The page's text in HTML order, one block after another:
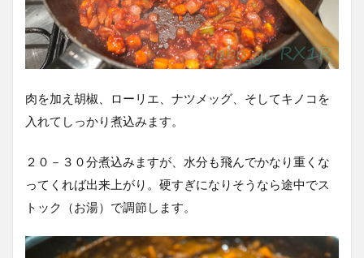
肉を加え胡椒、ローリエ、ナツメッグ、そしてキノコを
入れてしっかり煮込みます。
２０－３０分煮込みますが、水分も飛んでかなり重くな
ってくれば出来上がり。硬すぎになりそうなら途中でス
トック（お湯）で調節します。